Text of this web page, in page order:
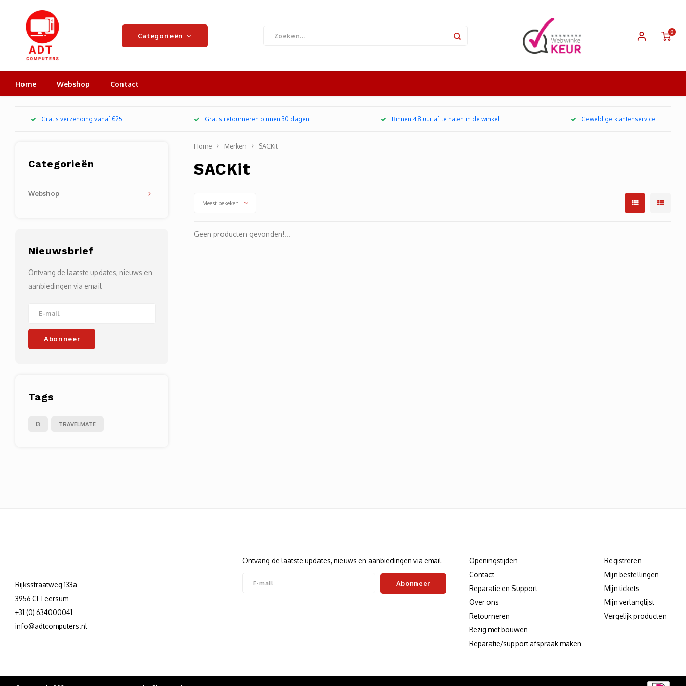
Categorieën 0
Home Webshop Contact
Gratis verzending vanaf €25 Gratis retourneren binnen 30 dagen Binnen 48 uur af te halen in de winkel Geweldige klantenservice
Categorieën
Webshop
Nieuwsbrief
Ontvang de laatste updates, nieuws en
aanbiedingen via email
Abonneer
Tags
I3 TRAVELMATE
Home Merken SACKit
SACKit
Meest bekeken
Geen producten gevonden!...
Rijksstraatweg 133a
3956 CL Leersum
+31 (0) 634000041
info@adtcomputers.nl
Ontvang de laatste updates, nieuws en aanbiedingen via email
Abonneer
Openingstijden
Contact
Reparatie en Support
Over ons
Retourneren
Bezig met bouwen
Reparatie/support afspraak maken
Registreren
Mijn bestellingen
Mijn tickets
Mijn verlanglijst
Vergelijk producten